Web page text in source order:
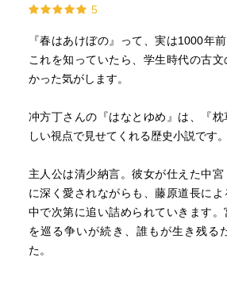
5
『春はあけぼの』って、実は1000年前
これを知っていたら、学生時代の古
かった気がします。
冲方丁さんの『はなとゆめ』は、『
しい視点で見せてくれる歴史小説です。
主人公は清少納言。彼女が仕えた中
に深く愛されながらも、藤原道長に
中で次第に追い詰められていきます。
を巡る争いが続き、誰もが生き残る
た。